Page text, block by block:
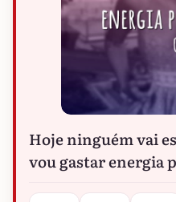
Hoje ninguém vai
vou gastar energia